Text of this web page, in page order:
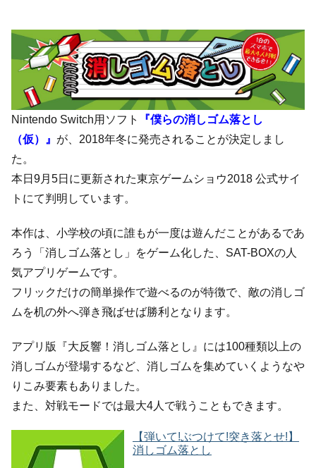
Nintendo Switch用ソフト
『僕らの消しゴム落とし
（仮）』 が、2018年冬に発売されることが決定しまし
た。
本日9月5日に更新された東京ゲームショウ2018 公式サイ
トにて判明しています。
本作は、小学校の頃に誰もが一度は遊んだことがあるであ
ろう「消しゴム落とし」をゲーム化した、SAT-BOXの人
気アプリゲームです。
フリックだけの簡単操作で遊べるのが特徴で、敵の消しゴ
ムを机の外へ弾き飛ばせば勝利となります。
アプリ版『大反響！消しゴム落とし』には100種類以上の
消しゴムが登場するなど、消しゴムを集めていくようなや
りこみ要素もありました。
また、対戦モードでは最大4人で戦うこともできます。
【弾いて!ぶつけて!突き落とせ!】
消しゴム落とし